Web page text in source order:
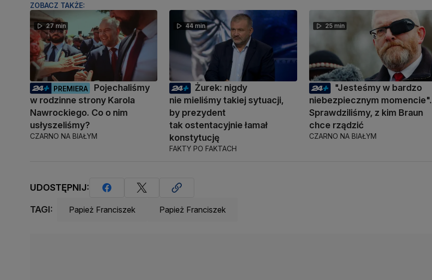
ZOBACZ TAKŻE:
27 min
PREMIERA
Pojechaliśmy
w rodzinne strony Karola
Nawrockiego. Co o nim
usłyszeliśmy?
CZARNO NA BIAŁYM
44 min
Żurek: nigdy
nie mieliśmy takiej sytuacji,
by prezydent
tak ostentacyjnie łamał
konstytucję
FAKTY PO FAKTACH
25 min
"Jesteśmy w bardzo
niebezpiecznym momencie".
Sprawdziliśmy, z kim Braun
chce rządzić
CZARNO NA BIAŁYM
UDOSTĘPNIJ:
TAGI: Papież Franciszek Papież Franciszek